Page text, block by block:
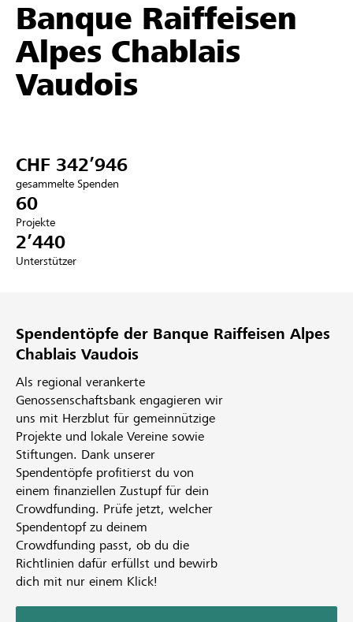
Hilfe & Support
Partner / Raiffeisenbank
Registrieren
DE FR
Banque Raiffeisen
Alpes Chablais
Vaudois
CHF 342’946
gesammelte Spenden
60
Projekte
2’440
Unterstützer
Spendentöpfe der Banque Raiffeisen Alpes
Chablais Vaudois
Als regional verankerte
Genossenschaftsbank engagieren wir
uns mit Herzblut für gemeinnützige
Projekte und lokale Vereine sowie
Stiftungen. Dank unserer
Spendentöpfe profitierst du von
einem finanziellen Zustupf für dein
Crowdfunding. Prüfe jetzt, welcher
Spendentopf zu deinem
Crowdfunding passt, ob du die
Richtlinien dafür erfüllst und bewirb
dich mit nur einem Klick!